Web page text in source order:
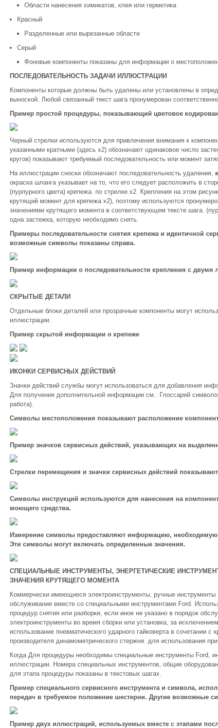
Области нанесения химикатов, клея или герметика
Красный
Разделенные или вырезанные области
Серый
Фоновые компоненты показаны для информации о
ПОСЛЕДОВАТЕЛЬНОСТЬ ЗАДАЧИ ИЛЛЮСТРАЦИИ
Компоненты которые должны быть удалены или установлены в
выноской. Любой связанный текст шага пронумерован
Пример простой процедуры, показывающий цветовое
Черный стрелки используются для привлечения внимания к
указанными кратными (здесь x2) обозначают одинаковое число
кругов) показывают требуемый последовательность или момент
На иллюстрации сноски обозначают последовательность удаления,
окраска шланга указывает на то, что его следует расположить в
(пурпурного цвета) крепежа. по стрелке x2. Крепления на этом
крутящий момент для крепежа x2), поэтому используются
значениями крутящего момента в соответствующем тексте шага.
одна застежка, которую необходимо снять.
Примеры последовательности снятия крепежа и идентичной
возможные символы показаны справа.
Пример информации о последовательности крепления с
СКРЫТЫЕ ДЕТАЛИ
Отдельные блоки деталей или прозрачные компоненты могут
иллюстрации.
Пример скрытой информации о крепеже
ИКОНКИ СЕРВИСНЫХ ДЕЙСТВИЙ
Значки действий службы могут использоваться для добавления
Для получения дополнительной информации см.: Глоссарий
работа).
Символы местоположения показывают расположение
Пример значков сервисных действий, указывающих на
Стрелки перемещения и значки сервисных действий
Символы инструкций используются для нанесения на
моющего средства.
Измерение символы предоставляют информацию,
Эти символы могут включать определенные значения.
СПЕЦИАЛЬНЫЕ ИНСТРУМЕНТЫ, ЭНЕРГЕТИЧЕСКИЕ
ЗНАЧЕНИЯ КРУТЯЩЕГО МОМЕНТА
Коммерчески имеющиеся электроинструменты, ручные
обслуживание вместе со специальными инструментами Ford.
процедур снятия или разборки, если иное не указано в порядок
электроинструменты во время сборки или установка, за
использование пневматического ударного гайковерта в сочетании
производителя динамометрического стержня. для использования
Когда Для процедуры необходимы специальные инструменты Ford,
иллюстрации. Номера специальных инструментов, общие
для этапа процедуры показаны в текстовых шагах.
Пример специального сервисного инструмента и символа,
передач в требуемое положение шестерни. Другие возможные
Пример двух иллюстраций, используемых вместе с этапами